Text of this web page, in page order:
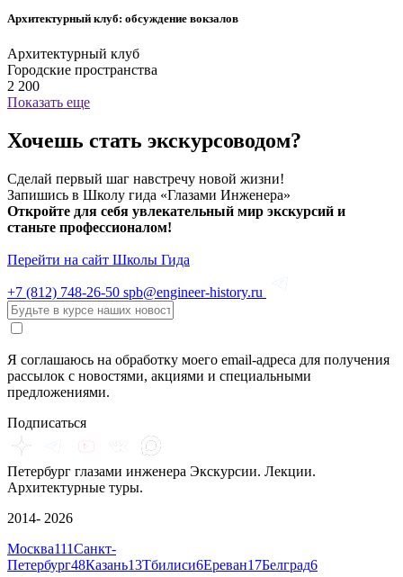
Архитектурный клуб: обсуждение вокзалов
Архитектурный клуб
Городские пространства
2 200
Показать еще
Хочешь стать экскурсоводом?
Сделай первый шаг навстречу новой жизни!
Запишись в Школу гида «Глазами Инженера»
Откройте для себя увлекательный мир экскурсий и
станьте профессионалом!
Перейти на сайт Школы Гида
+7 (812) 748-26-50 spb@engineer-history.ru
Я соглашаюсь на обработку моего email-адреса для получения
рассылок с новостями, акциями и специальными
предложениями.
Подписаться
Петербург глазами инженера Экскурсии. Лекции.
Архитектурные туры.
2014- 2026
Москва111Санкт-
Петербург48Казань13Тбилиси6Ереван17Белград6